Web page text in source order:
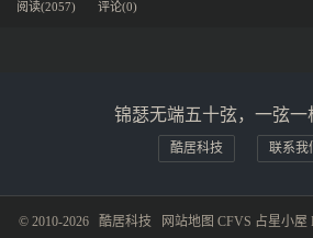
阅读(2057) 评论(0)
锦瑟无端五十弦，一弦一
酷居科技 联系我
© 2010-2026 酷居科技 网站地图 CFVS 占星小屋